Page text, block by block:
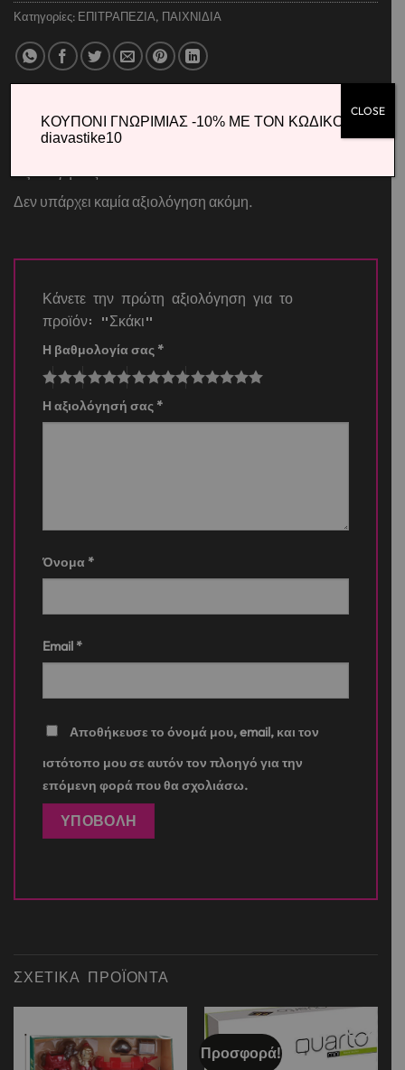
Κατηγορίες: ΕΠΙΤΡΑΠΕΖΙΑ, ΠΑΙΧΝΙΔΙΑ
ΑΞΙΟΛΟΓΉΣΕΙΣ (0)
Δεν υπάρχει καμία αξιολόγηση ακόμη.
Κάνετε την πρώτη αξιολόγηση για το
προϊόν: “Σκάκι”
Η βαθμολογία σας *
Η αξιολόγησή σας *
Όνομα *
Email *
Αποθήκευσε το όνομά μου, email, και τον
ιστότοπο μου σε αυτόν τον πλοηγό για την
επόμενη φορά που θα σχολιάσω.
ΣΧΕΤΙΚΆ ΠΡΟΪΌΝΤΑ
Add to
wishlist
Προσφορά!
Add to
ΚΟΥΠΟΝΙ ΓΝΩΡΙΜΙΑΣ -10% ΜΕ ΤΟΝ ΚΩΔΙΚΟ
diavastike10
CLOSE